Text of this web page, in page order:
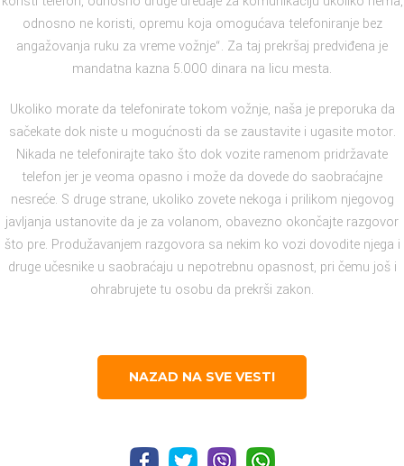
odnosno ne koristi, opremu koja omogućava telefoniranje bez
angažovanja ruku za vreme vožnje“. Za taj prekršaj predviđena je
mandatna kazna 5.000 dinara na licu mesta.
Ukoliko morate da telefonirate tokom vožnje, naša je preporuka da
sačekate dok niste u mogućnosti da se zaustavite i ugasite motor.
Nikada ne telefonirajte tako što dok vozite ramenom pridržavate
telefon jer je veoma opasno i može da dovede do saobraćajne
nesreće. S druge strane, ukoliko zovete nekoga i prilikom njegovog
javljanja ustanovite da je za volanom, obavezno okončajte razgovor
što pre. Produžavanjem razgovora sa nekim ko vozi dovodite njega i
druge učesnike u saobraćaju u nepotrebnu opasnost, pri čemu još i
ohrabrujete tu osobu da prekrši zakon.
NAZAD NA SVE VESTI